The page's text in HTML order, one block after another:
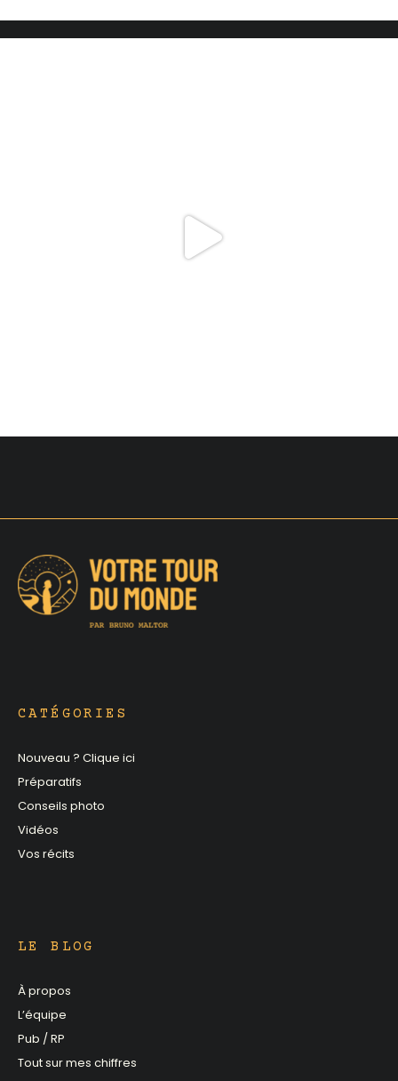
CATÉGORIES
Nouveau ? Clique ici
Préparatifs
Conseils photo
Vidéos
Vos récits
LE BLOG
À propos
L’équipe
Pub / RP
Tout sur mes chiffres